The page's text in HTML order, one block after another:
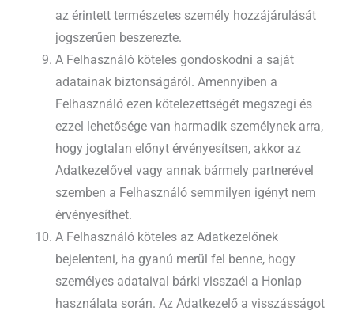
az érintett természetes személy hozzájárulását
jogszerűen beszerezte.
A Felhasználó köteles gondoskodni a saját
adatainak biztonságáról. Amennyiben a
Felhasználó ezen kötelezettségét megszegi és
ezzel lehetősége van harmadik személynek arra,
hogy jogtalan előnyt érvényesítsen, akkor az
Adatkezelővel vagy annak bármely partnerével
szemben a Felhasználó semmilyen igényt nem
érvényesíthet.
A Felhasználó köteles az Adatkezelőnek
bejelenteni, ha gyanú merül fel benne, hogy
személyes adataival bárki visszaél a Honlap
használata során. Az Adatkezelő a visszásságot